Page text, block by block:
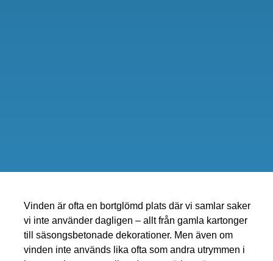
Vinden är ofta en bortglömd plats där vi samlar saker
vi inte använder dagligen – allt från gamla kartonger
till säsongsbetonade dekorationer. Men även om
vinden inte används lika ofta som andra utrymmen i